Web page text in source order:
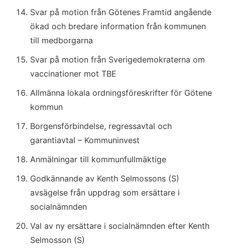
Svar på motion från Götenes Framtid angående
ökad och bredare information från kommunen
till medborgarna
Svar på motion från Sverigedemokraterna om
vaccinationer mot TBE
Allmänna lokala ordningsföreskrifter för Götene
kommun
Borgensförbindelse, regressavtal och
garantiavtal – Kommuninvest
Anmälningar till kommunfullmäktige
Godkännande av Kenth Selmossons (S)
avsägelse från uppdrag som ersättare i
socialnämnden
Val av ny ersättare i socialnämnden efter Kenth
Selmosson (S)